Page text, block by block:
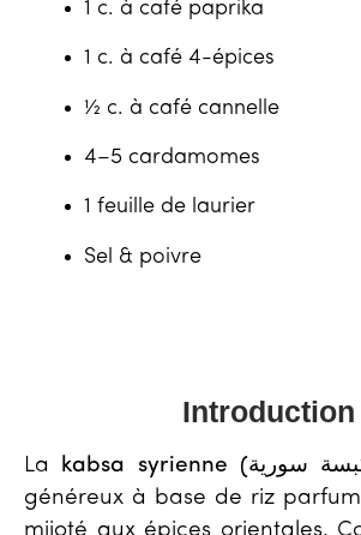
1 c. à café paprika
1 c. à café 4-épices
½ c. à café cannelle
4–5 cardamomes
1 feuille de laurier
Sel & poivre
Introduction
La
généreux à base de riz